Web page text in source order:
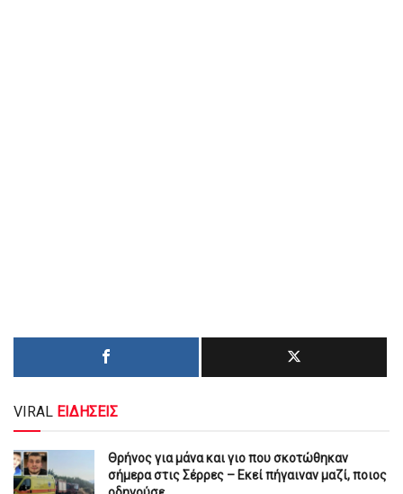
VIRAL ΕΙΔΗΣΕΙΣ
Θρήνος για μάνα και γιο που σκοτώθηκαν
σήμερα στις Σέρρες – Εκεί πήγαιναν μαζί, ποιος